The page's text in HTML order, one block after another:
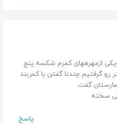
ویکی ازمهرههای کمرم شکسه.پنج
رو گرفتیم چندتا گفتن با کمربند
گفت
پاسخ